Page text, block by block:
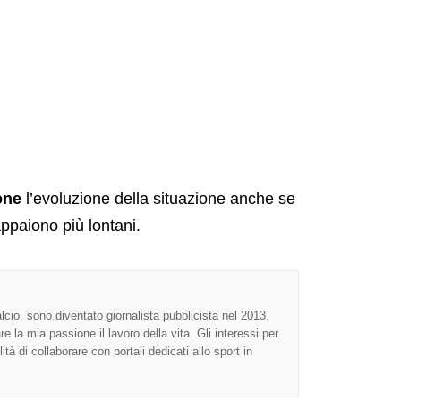
l’evoluzione della situazione anche se
più lontani.
sono diventato giornalista pubblicista nel 2013.
la mia passione il lavoro della vita. Gli interessi per
di collaborare con portali dedicati allo sport in